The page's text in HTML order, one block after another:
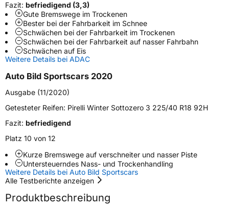
FahrzeugartPKW & SUV
Weitere Eigenschaften
SchlauchtypTL
Neureifen
M+SJa
FelgenschutzFP
Runflat
Empfohlen für BMW*
EU Label
Fazit: befriedigend (3,3)
Gute Bremswege im Trockenen
Bester bei der Fahrbarkeit im Schnee
Schwächen bei der Fahrbarkeit im Trockenen
Schwächen bei der Fahrbarkeit auf nasser Fahrbahn
Schwächen auf Eis
Weitere Details bei ADAC
Auto Bild Sportscars 2020
Ausgabe (11/2020)
Getesteter Reifen: Pirelli Winter Sottozero 3 225/40 R18 92H
Fazit: befriedigend
Platz 10 von 12
Kurze Bremswege auf verschneiter und nasser Piste
Untersteuerndes Nass- und Trockenhandling
Weitere Details bei Auto Bild Sportscars
Alle Testberichte anzeigen
Produktbeschreibung